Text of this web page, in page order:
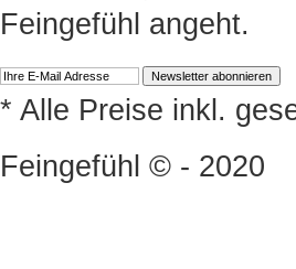
Feingefühl angeht.
* Alle Preise inkl.
Feingefühl © - 2020